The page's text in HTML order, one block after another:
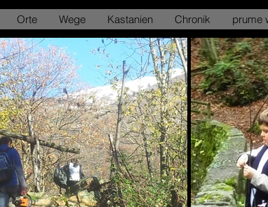
Orte Wege Kastanien Chronik prume